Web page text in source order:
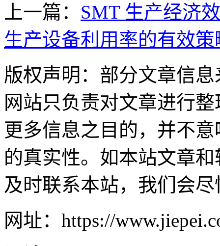
上一篇： SMT 生产经济
生产设备利用率的有效策
版权声明：部分文章信
网站只负责对文章进行
更多信息之目的，并不
的真实性。如本站文章
及时联系本站，我们会
网址：https://